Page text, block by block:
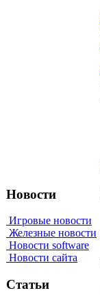
Новости
Игровые новости
Железные новости
Новости software
Новости сайта
Статьи